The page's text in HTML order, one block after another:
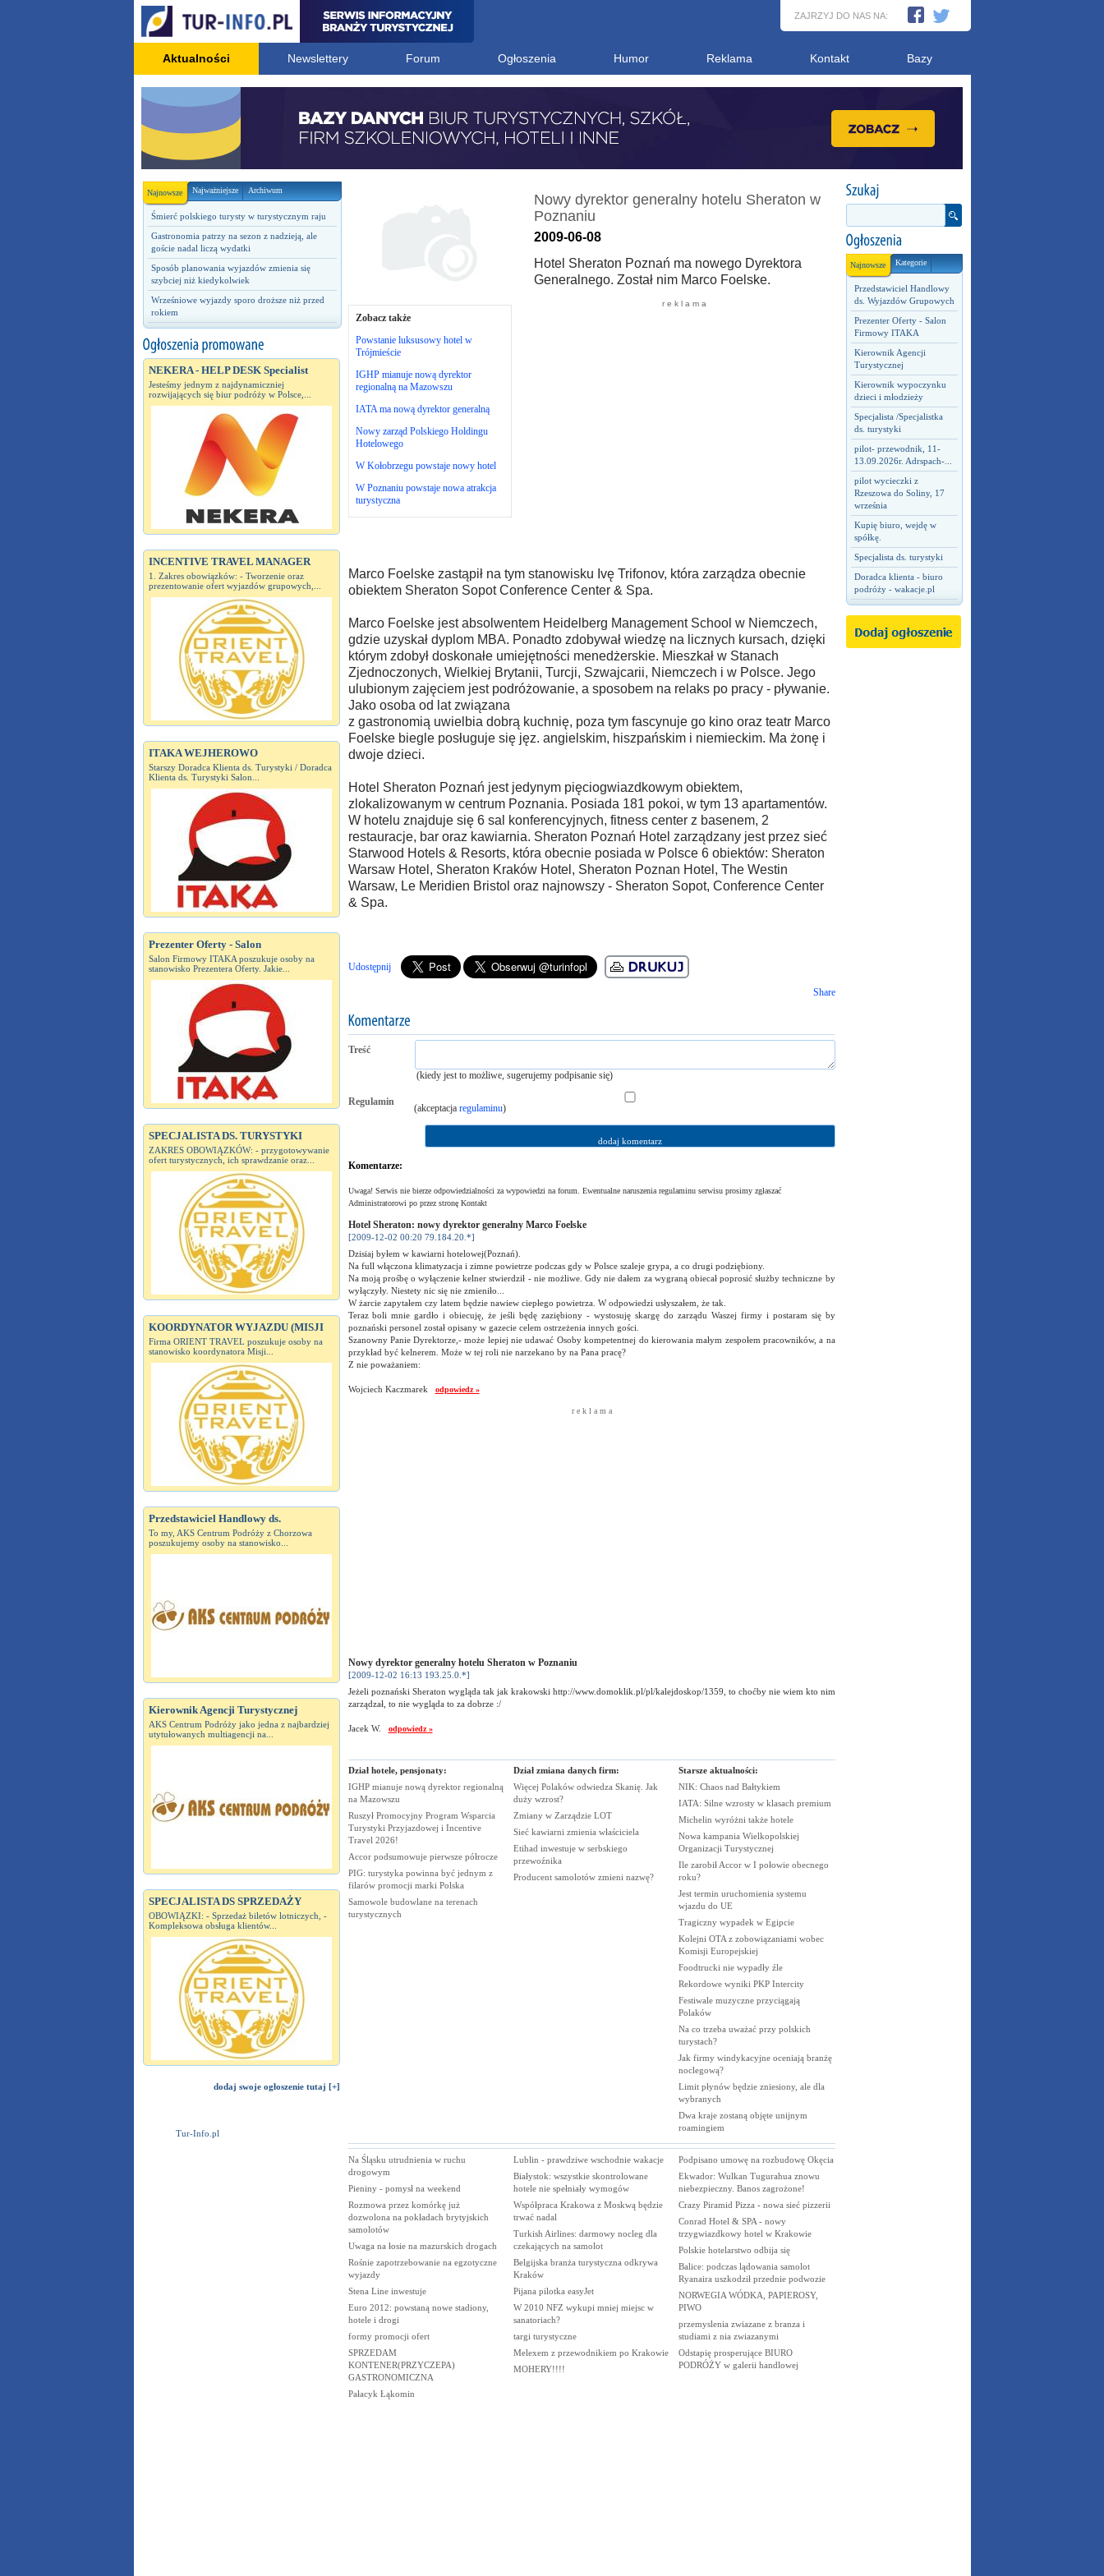
ZAJRZYJ DO NAS NA:
Aktualności Newslettery Forum Ogłoszenia Humor Reklama Kontakt Bazy
Najnowsze Najważniejsze Archiwum
Śmierć polskiego turysty w turystycznym raju
Gastronomia patrzy na sezon z nadzieją, ale
goście nadal liczą wydatki
Sposób planowania wyjazdów zmienia się
szybciej niż kiedykolwiek
Wrześniowe wyjazdy sporo droższe niż przed
rokiem
NEKERA - HELP DESK Specialist
Jesteśmy jednym z najdynamiczniej
rozwijających się biur podróży w Polsce,...
INCENTIVE TRAVEL MANAGER
1. Zakres obowiązków: - Tworzenie oraz
prezentowanie ofert wyjazdów grupowych,...
ITAKA WEJHEROWO
Starszy Doradca Klienta ds. Turystyki / Doradca
Klienta ds. Turystyki Salon...
Prezenter Oferty - Salon
Salon Firmowy ITAKA poszukuje osoby na
stanowisko Prezentera Oferty. Jakie...
SPECJALISTA DS. TURYSTYKI
ZAKRES OBOWIĄZKÓW: - przygotowywanie
ofert turystycznych, ich sprawdzanie oraz...
KOORDYNATOR WYJAZDU (MISJI
Firma ORIENT TRAVEL poszukuje osoby na
stanowisko koordynatora Misji...
Przedstawiciel Handlowy ds.
To my, AKS Centrum Podróży z Chorzowa
poszukujemy osoby na stanowisko...
Kierownik Agencji Turystycznej
AKS Centrum Podróży jako jedna z najbardziej
utytułowanych multiagencji na...
SPECJALISTA DS SPRZEDAŻY
OBOWIĄZKI: - Sprzedaż biletów lotniczych, -
Kompleksowa obsługa klientów...
dodaj swoje ogłoszenie tutaj [+]
Tur-Info.pl
Najnowsze Kategorie
Przedstawiciel Handlowy
ds. Wyjazdów Grupowych
Prezenter Oferty - Salon
Firmowy ITAKA
Kierownik Agencji
Turystycznej
Kierownik wypoczynku
dzieci i młodzieży
Specjalista /Specjalistka
ds. turystyki
pilot- przewodnik, 11-
13.09.2026r. Adrspach-...
pilot wycieczki z
Rzeszowa do Soliny, 17
września
Kupię biuro, wejdę w
spółkę.
Specjalista ds. turystyki
Doradca klienta - biuro
podróży - wakacje.pl
Zobacz także
Powstanie luksusowy hotel w
Trójmieście
IGHP mianuje nową dyrektor
regionalną na Mazowszu
IATA ma nową dyrektor generalną
Nowy zarząd Polskiego Holdingu
Hotelowego
W Kołobrzegu powstaje nowy hotel
W Poznaniu powstaje nowa atrakcja
turystyczna
Nowy dyrektor generalny hotelu Sheraton w
Poznaniu
2009-06-08
Hotel Sheraton Poznań ma nowego Dyrektora
Generalnego. Został nim Marco Foelske.
r e k l a m a
Marco Foelske zastąpił na tym stanowisku Ivę Trifonov, która zarządza obecnie
obiektem Sheraton Sopot Conference Center & Spa.
Marco Foelske jest absolwentem Heidelberg Management School w Niemczech,
gdzie uzyskał dyplom MBA. Ponadto zdobywał wiedzę na licznych kursach, dzięki
którym zdobył doskonałe umiejętności menedżerskie. Mieszkał w Stanach
Zjednoczonych, Wielkiej Brytanii, Turcji, Szwajcarii, Niemczech i w Polsce. Jego
ulubionym zajęciem jest podróżowanie, a sposobem na relaks po pracy - pływanie.
Jako osoba od lat związana
z gastronomią uwielbia dobrą kuchnię, poza tym fascynuje go kino oraz teatr Marco
Foelske biegle posługuje się jęz. angielskim, hiszpańskim i niemieckim. Ma żonę i
dwoje dzieci.
Hotel Sheraton Poznań jest jedynym pięciogwiazdkowym obiektem,
zlokalizowanym w centrum Poznania. Posiada 181 pokoi, w tym 13 apartamentów.
W hotelu znajduje się 6 sal konferencyjnych, fitness center z basenem, 2
restauracje, bar oraz kawiarnia. Sheraton Poznań Hotel zarządzany jest przez sieć
Starwood Hotels & Resorts, która obecnie posiada w Polsce 6 obiektów: Sheraton
Warsaw Hotel, Sheraton Kraków Hotel, Sheraton Poznan Hotel, The Westin
Warsaw, Le Meridien Bristol oraz najnowszy - Sheraton Sopot, Conference Center
& Spa.
Udostępnij
Share
Treść
(kiedy jest to możliwe, sugerujemy podpisanie się)
Regulamin
(akceptacja regulaminu)
Komentarze:
Uwaga! Serwis nie bierze odpowiedzialności za wypowiedzi na forum. Ewentualne naruszenia regulaminu serwisu prosimy zgłaszać
Administratorowi po przez stronę Kontakt
Hotel Sheraton: nowy dyrektor generalny Marco Foelske
[2009-12-02 00:20 79.184.20.*]
Dzisiaj byłem w kawiarni hotelowej(Poznań).
Na full włączona klimatyzacja i zimne powietrze podczas gdy w Polsce szaleje grypa, a co drugi podziębiony.
Na moją prośbę o wyłączenie kelner stwierdził - nie możliwe. Gdy nie dałem za wygraną obiecał poprosić służby techniczne by
wyłączyły. Niestety nic się nie zmieniło...
W żarcie zapytałem czy latem będzie nawiew ciepłego powietrza. W odpowiedzi usłyszałem, że tak.
Teraz boli mnie gardło i obiecuję, że jeśli będę zaziębiony - wystosuję skargę do zarządu Waszej firmy i postaram się by
poznański personel został opisany w gazecie celem ostrzeżenia innych gości.
Szanowny Panie Dyrektorze,- może lepiej nie udawać Osoby kompetentnej do kierowania małym zespołem pracowników, a na
przykład być kelnerem. Może w tej roli nie narzekano by na Pana pracę?
Z nie poważaniem:
Wojciech Kaczmarek odpowiedz »
r e k l a m a
Nowy dyrektor generalny hotelu Sheraton w Poznaniu
[2009-12-02 16:13 193.25.0.*]
Jeżeli poznański Sheraton wygląda tak jak krakowski http://www.domoklik.pl/pl/kalejdoskop/1359, to choćby nie wiem kto nim
zarządzał, to nie wygląda to za dobrze :/
Jacek W. odpowiedz »
Dział hotele, pensjonaty:
IGHP mianuje nową dyrektor regionalną
na Mazowszu
Ruszył Promocyjny Program Wsparcia
Turystyki Przyjazdowej i Incentive
Travel 2026!
Accor podsumowuje pierwsze półrocze
PIG: turystyka powinna być jednym z
filarów promocji marki Polska
Samowole budowlane na terenach
turystycznych
Dział zmiana danych firm:
Więcej Polaków odwiedza Skanię. Jak
duży wzrost?
Zmiany w Zarządzie LOT
Sieć kawiarni zmienia właściciela
Etihad inwestuje w serbskiego
przewoźnika
Producent samolotów zmieni nazwę?
Starsze aktualności:
NIK: Chaos nad Bałtykiem
IATA: Silne wzrosty w klasach premium
Michelin wyróżni także hotele
Nowa kampania Wielkopolskiej
Organizacji Turystycznej
Ile zarobił Accor w I połowie obecnego
roku?
Jest termin uruchomienia systemu
wjazdu do UE
Tragiczny wypadek w Egipcie
Kolejni OTA z zobowiązaniami wobec
Komisji Europejskiej
Foodtrucki nie wypadły źle
Rekordowe wyniki PKP Intercity
Festiwale muzyczne przyciągają
Polaków
Na co trzeba uważać przy polskich
turystach?
Jak firmy windykacyjne oceniają branżę
noclegową?
Limit płynów będzie zniesiony, ale dla
wybranych
Dwa kraje zostaną objęte unijnym
roamingiem
Na Śląsku utrudnienia w ruchu
drogowym
Pieniny - pomysł na weekend
Rozmowa przez komórkę już
dozwolona na pokładach brytyjskich
samolotów
Uwaga na łosie na mazurskich drogach
Rośnie zapotrzebowanie na egzotyczne
wyjazdy
Stena Line inwestuje
Euro 2012: powstaną nowe stadiony,
hotele i drogi
formy promocji ofert
SPRZEDAM
KONTENER(PRZYCZEPA)
GASTRONOMICZNA
Pałacyk Łąkomin
Lublin - prawdziwe wschodnie wakacje
Białystok: wszystkie skontrolowane
hotele nie spełniały wymogów
Współpraca Krakowa z Moskwą będzie
trwać nadal
Turkish Airlines: darmowy nocleg dla
czekających na samolot
Belgijska branża turystyczna odkrywa
Kraków
Pijana pilotka easyJet
W 2010 NFZ wykupi mniej miejsc w
sanatoriach?
targi turystyczne
Melexem z przewodnikiem po Krakowie
MOHERY!!!!
Podpisano umowę na rozbudowę Okęcia
Ekwador: Wulkan Tugurahua znowu
niebezpieczny. Banos zagrożone!
Crazy Piramid Pizza - nowa sieć pizzerii
Conrad Hotel & SPA - nowy
trzygwiazdkowy hotel w Krakowie
Polskie hotelarstwo odbija się
Balice: podczas lądowania samolot
Ryanaira uszkodził przednie podwozie
NORWEGIA WÓDKA, PAPIEROSY,
PIWO
przemyslenia zwiazane z branza i
studiami z nia zwiazanymi
Odstapię prosperujące BIURO
PODRÓŻY w galerii handlowej